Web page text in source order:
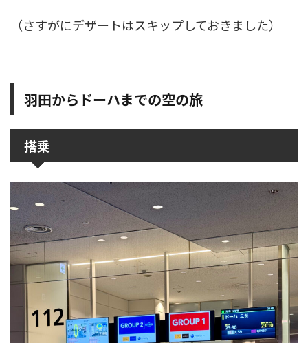
（さすがにデザートはスキップしておきました）
羽田からドーハまでの空の旅
搭乗